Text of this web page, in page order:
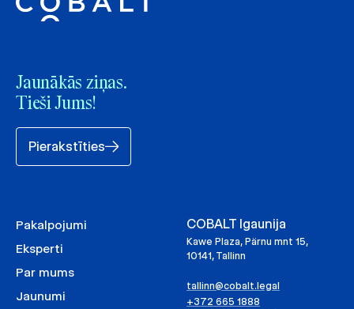
Jaunākās ziņas.
Tieši Jums!
Pierakstīties
Pakalpojumi
Eksperti
Par mums
Jaunumi
COBALT Igaunija
Kawe Plaza, Pärnu mnt 15,
10141, Tallinn
tallinn@cobalt.legal
+372 665 1888